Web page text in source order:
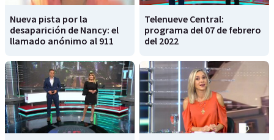
Nueva pista por la
desaparición de Nancy: el
llamado anónimo al 911
Telenueve Central:
programa del 07 de febrero
del 2022